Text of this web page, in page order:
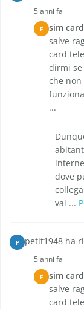
5 anni fa
F sim
salve
card
dirmi se
che non
...
dove
vai ...
P petit1948 ha
5 anni fa
F sim
salve
card